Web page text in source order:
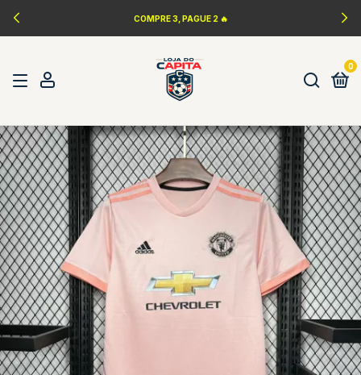
COMPRE 3, PAGUE 2 🔥
0